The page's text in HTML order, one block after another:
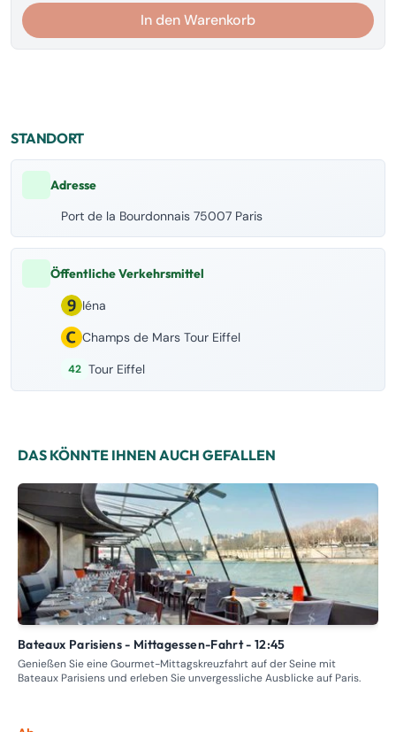
In den Warenkorb
STANDORT
Adresse
Port de la Bourdonnais 75007 Paris
Öffentliche Verkehrsmittel
Iéna
Champs de Mars Tour Eiffel
42 Tour Eiffel
DAS KÖNNTE IHNEN AUCH GEFALLEN
Bateaux Parisiens - Mittagessen-Fahrt - 12:45
Genießen Sie eine Gourmet-Mittagskreuzfahrt auf der Seine mit
Bateaux Parisiens und erleben Sie unvergessliche Ausblicke auf Paris.